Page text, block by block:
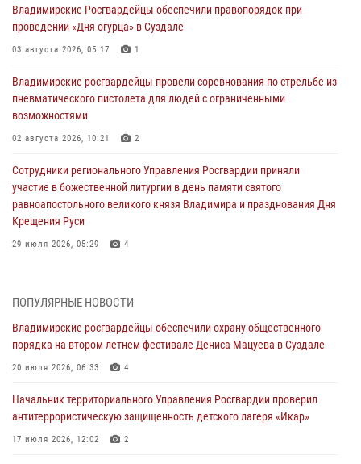
Владимирские Росгвардейцы обеспечили правопорядок при
проведении «Дня огурца» в Суздале
03 августа 2026, 05:17 1
Владимирские росгвардейцы провели соревнования по стрельбе из
пневматического пистолета для людей с ограниченными
возможностями
02 августа 2026, 10:21 2
Сотрудники регионального Управления Росгвардии приняли
участие в божественной литургии в день памяти святого
равноапостольного великого князя Владимира и празднования Дня
Крещения Руси
29 июля 2026, 05:29 4
интимные услуги
28 июля 2026, 11:51
Во Владимирcкой области открыли профильную Росгвардейскую
27 июля 2026, 16:43 2
Владимирские росгвардейцы обеспечили охрану общественного
ПОПУЛЯРНЫЕ НОВОСТИ
Владимирские росгвардейцы обеспечили охрану общественного
порядка на втором летнем фестивале Дениса Мацуева в Суздале
20 июля 2026, 06:33 4
Начальник территориального Управления Росгвардии проверил
антитеррористическую защищенность детского лагеря «Икар»
17 июля 2026, 12:02 2